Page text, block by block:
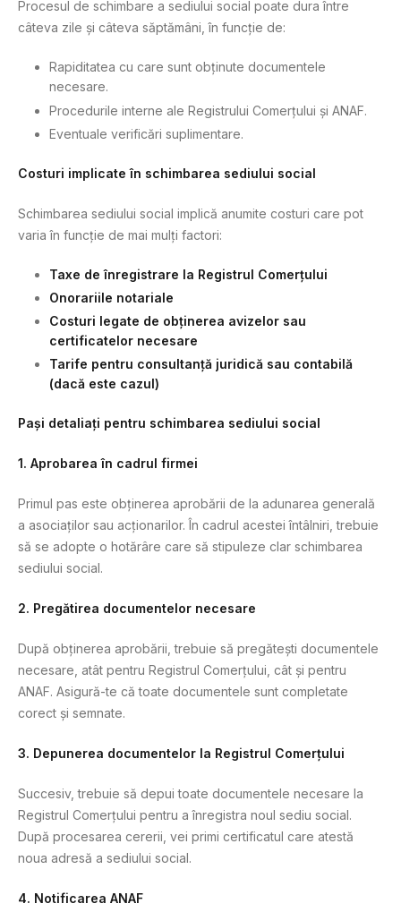
Procesul de schimbare a sediului social poate dura între
câteva zile și câteva săptămâni, în funcție de:
Rapiditatea cu care sunt obținute documentele
necesare.
Procedurile interne ale Registrului Comerțului și ANAF.
Eventuale verificări suplimentare.
Costuri implicate în schimbarea sediului social
Schimbarea sediului social implică anumite costuri care pot
varia în funcție de mai mulți factori:
Taxe de înregistrare la Registrul Comerțului
Onorariile notariale
Costuri legate de obținerea avizelor sau
certificatelor necesare
Tarife pentru consultanță juridică sau contabilă
(dacă este cazul)
Pași detaliați pentru schimbarea sediului social
1. Aprobarea în cadrul firmei
Primul pas este obținerea aprobării de la adunarea generală
a asociaților sau acționarilor. În cadrul acestei întâlniri, trebuie
să se adopte o hotărâre care să stipuleze clar schimbarea
sediului social.
2. Pregătirea documentelor necesare
După obținerea aprobării, trebuie să pregătești documentele
necesare, atât pentru Registrul Comerțului, cât și pentru
ANAF. Asigură-te că toate documentele sunt completate
corect și semnate.
3. Depunerea documentelor la Registrul Comerțului
Succesiv, trebuie să depui toate documentele necesare la
Registrul Comerțului pentru a înregistra noul sediu social.
După procesarea cererii, vei primi certificatul care atestă
noua adresă a sediului social.
4. Notificarea ANAF